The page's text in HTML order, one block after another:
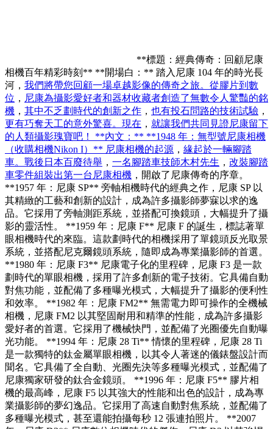
**標題：經典傳奇：回顧尼康
相機百年精彩時刻** **開場白：** 踏入尼康 104 年的時光長
河， 我們將帶您回顧一場卓越影像的傳奇之旅。從膠片到數
位 ， 尼康為攝影愛好者和器材收藏者創造了無數令人驚豔的銘
機 ， 其中不乏劃時代的創新之作 ， 也有投石問路的技術試驗 ，
更有巧奪天工的意外驚喜。現在 ， 就讓我們共同見證尼康留下
的人類攝影瑰寶吧！ **內文：** **1948 年：無型號尼康相機
（收購相機Nikon I）** 尼康相機的起源 ， 緣起於一輛腳踏
車。戰後日本百廢待舉 ， 一名腳踏車技師木村先生 ， 改裝腳踏
車零件組裝出第一台尼康相機 ，開啟了尼康傳奇的序章。
**1957 年：尼康 SP** 旁軸相機時代的經典之作，尼康 SP 以
其精緻的工藝和創新的設計，成為許多攝影師夢寐以求的逸
品。它採用了旁軸測距系統，並搭配可換鏡頭，大幅提升了攝
影的靈活性。 **1959 年：尼康 F** 尼康 F 的誕生，標誌著單
眼相機時代的來臨。這款劃時代的相機採用了單鏡頭反光取景
系統，並搭配尼克爾鏡頭系統，隨即成為專業攝影師的首選。
**1980 年：尼康 F3** 尼康電子化的里程碑，尼康 F3 是一款
劃時代的單眼相機，採用了許多創新的電子技術。它具備自動
對焦功能，並配備了多種曝光模式，大幅提升了攝影的便利性
和效率。 **1982 年：尼康 FM2** 無需電力即可操作的全機械
相機，尼康 FM2 以其堅固耐用和精準的性能，成為許多攝影
愛好者的首選。它採用了機械快門，並配備了光圈優先自動曝
光功能。 **1994 年：尼康 28 Ti** 情懷的里程碑，尼康 28 Ti
是一款獨特的鈦金屬單眼相機，以其令人著迷的儀錶盤設計而
聞名。它具備了全自動、光圈先決等多種曝光模式，並配備了
尼康獨家研發的鈦合金鏡頭。 **1996 年：尼康 F5** 膠片相
機的最高峰，尼康 F5 以其強大的性能和出色的設計，成為專
業攝影師的夢幻逸品。它採用了高速自動對焦系統，並配備了
多種曝光模式，甚至還能拍攝每秒 12 張連拍照片。 **2007